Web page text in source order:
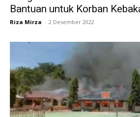
Bantuan untuk Korban
Riza Mirza - 2 Desember 2022